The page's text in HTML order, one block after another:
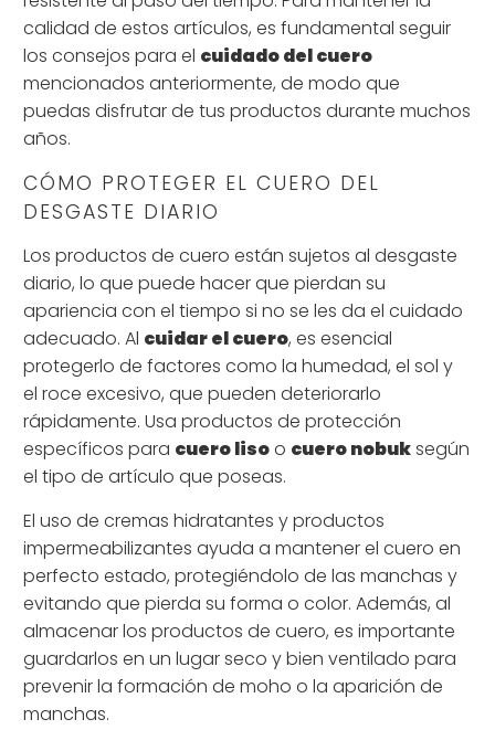
calidad de estos artículos, es fundamental seguir
los consejos para el cuidado del cuero
mencionados anteriormente, de modo que
puedas disfrutar de tus productos durante muchos
años.
CÓMO PROTEGER EL CUERO DEL
DESGASTE DIARIO
Los productos de cuero están sujetos al desgaste
diario, lo que puede hacer que pierdan su
apariencia con el tiempo si no se les da el cuidado
adecuado. Al cuidar el cuero, es esencial
protegerlo de factores como la humedad, el sol y
el roce excesivo, que pueden deteriorarlo
rápidamente. Usa productos de protección
específicos para cuero lisoo cuero nobuksegún
el tipo de artículo que poseas.
El uso de cremas hidratantes y productos
impermeabilizantes ayuda a mantener el cuero en
perfecto estado, protegiéndolo de las manchas y
evitando que pierda su forma o color. Además, al
almacenar los productos de cuero, es importante
guardarlos en un lugar seco y bien ventilado para
prevenir la formación de moho o la aparición de
manchas.